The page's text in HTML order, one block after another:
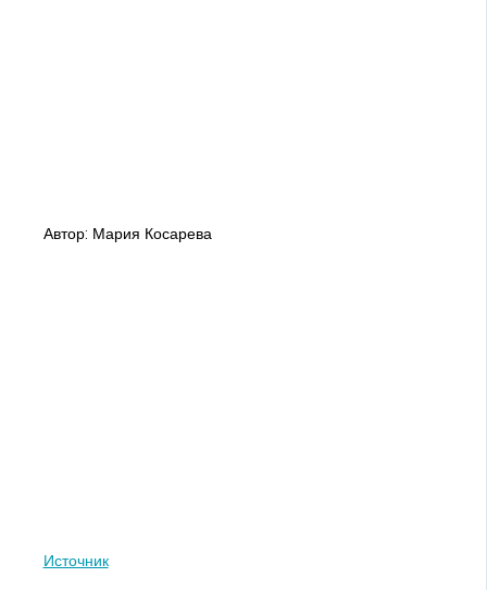
Автор: Мария Косарева
Источник